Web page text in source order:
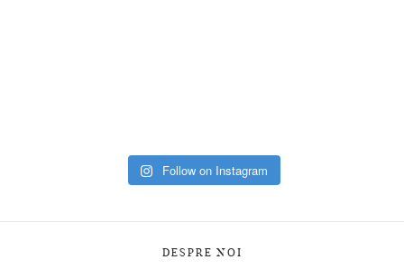
Follow on Instagram
DESPRE NOI